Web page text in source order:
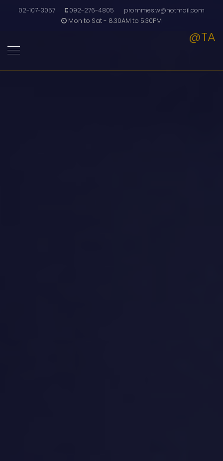
02-107-3057 092-276-4805
prommes.w@hotmail.com
Mon to Sat - 8.30AM to 5.30PM
@TA